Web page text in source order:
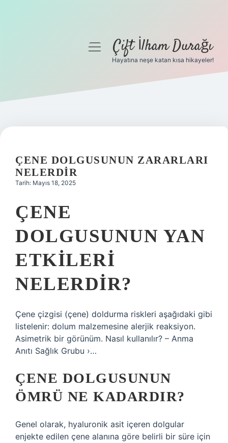
Gizlilik Politikası
Yasal Uyarı
menüyüÇift İlham Durağı
Hayatına neşe katan kısa hikayeler!
ÇENE DOLGUSUNUN ZARARLARI
NELERDIR
Tarih: Mayıs 18, 2025
ÇENE
DOLGUSUNUN YAN
ETKILERI
NELERDIR?
Çene çizgisi (çene) doldurma riskleri aşağıdaki gibi
listelenir: dolum malzemesine alerjik reaksiyon.
Asimetrik bir görünüm. Nasıl kullanılır? – Anma
Anıtı Sağlık Grubu ›…
ÇENE DOLGUSUNUN
ÖMRÜ NE KADARDIR?
Genel olarak, hyaluronik asit içeren dolgular
enjekte edilen çene alanına göre belirli bir süre için